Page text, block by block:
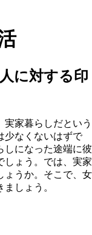
に対する印
家暮らしだという
少なくないはずで
しになった途端に彼
しょう。では、実家
ょうか。そこで、女
しょう。